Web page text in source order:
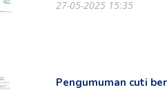
27-05-2025 15:35
Pengumuman cuti